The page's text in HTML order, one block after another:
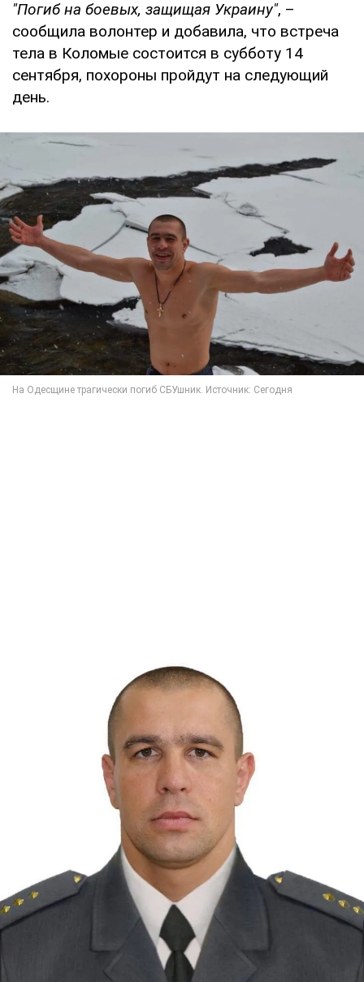
"Погиб на боевых, защищая Украину", –
сообщила волонтер и добавила, что встреча
тела в Коломые состоится в субботу 14
сентября, похороны пройдут на следующий
день.